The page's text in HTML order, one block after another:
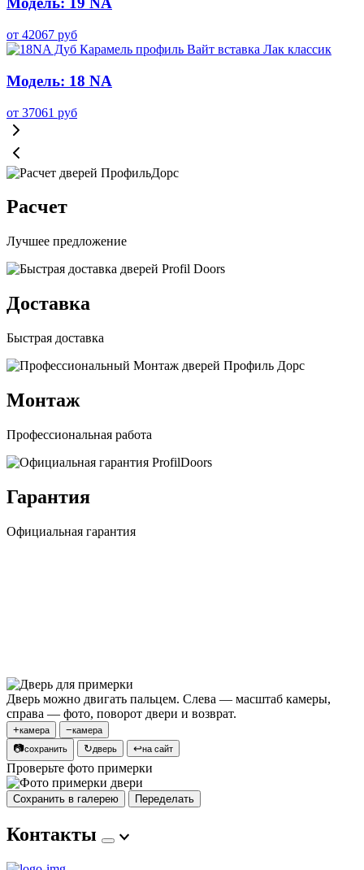
от 42067 руб
Модель: 18 NA
от 37061 руб
Расчет
Лучшее предложение
Доставка
Быстрая доставка
Монтаж
Профессиональная работа
Гарантия
Официальная гарантия
Дверь можно двигать пальцем. Слева — масштаб камеры,
справа — фото, поворот двери и возврат.
+камера −камера
📷сохранить ↻дверь ↩на сайт
Проверьте фото примерки
Сохранить в галерею Переделать
Контакты